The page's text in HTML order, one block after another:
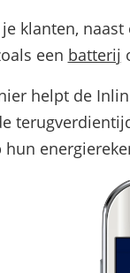
klanten,
een batterij
helpt de
hun